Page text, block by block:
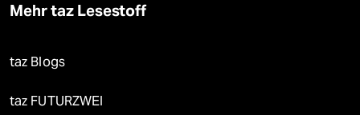
Mehr taz Lesestoff
taz Blogs
taz FUTURZWEI